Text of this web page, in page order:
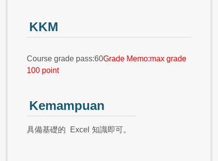
KKM
Course grade pass:60Grade Memo:max grade
100 point
Kemampuan
具備基礎的 Excel 知識即可。